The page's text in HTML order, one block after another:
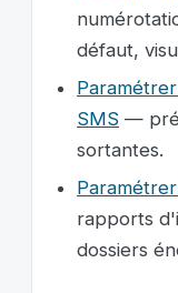
défaut,
SMS —
sortantes.
rapports
dossiers